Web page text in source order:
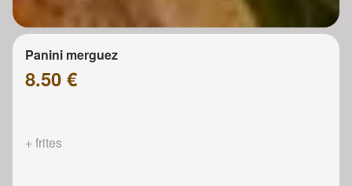
Panini merguez
8.50 €
+ frites